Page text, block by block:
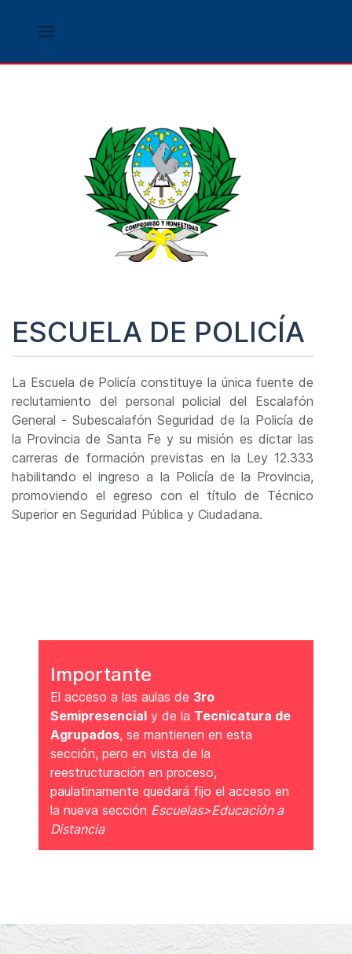
ESCUELA DE POLICÍA
La Escuela de Policía constituye la única fuente de
reclutamiento del personal policial del Escalafón
General - Subescalafón Seguridad de la Policía de
la Provincia de Santa Fe y su misión es dictar las
carreras de formación previstas en la Ley 12.333
habilitando el ingreso a la Policía de la Provincia,
promoviendo el egreso con el título de Técnico
Superior en Seguridad Pública y Ciudadana.
Importante
El acceso a las aulas de 3ro
Semipresencial y de la Tecnicatura de
Agrupados, se mantienen en esta
sección, pero en vista de la
reestructuración en proceso,
paulatinamente quedará fijo el acceso en
la nueva sección Escuelas>Educación a
Distancia